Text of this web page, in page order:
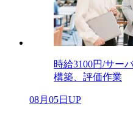
時給3100円/サー
構築、評価作業
08月05日UP